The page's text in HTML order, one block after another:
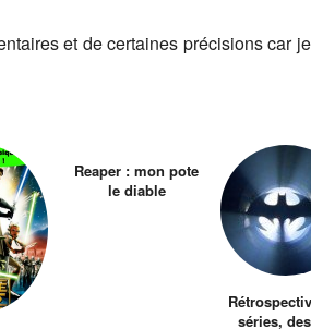
et de certaines précisions car
Reaper : mon pote
le diable
séries,